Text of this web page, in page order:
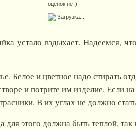
оценок нет)
Загрузка...
устало вздыхает. Надеемся,
Белое и цветное надо стирать
и потрите им изделие. Если
В их углах не должно
для этого должна быть теплой,